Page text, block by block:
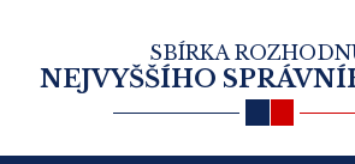
SBÍRKA
NEJVYŠŠÍHO